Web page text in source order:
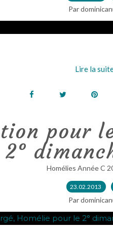
Par
Lire la
pour
Homélies Année C
23.02.2013
Par